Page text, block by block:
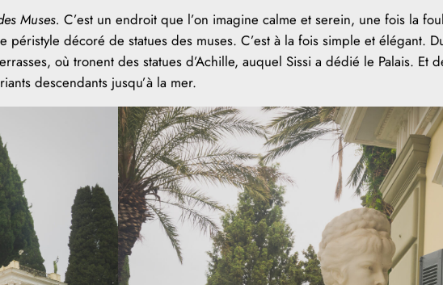
Muses. C’est un endroit que l’on imagine calme et serein, une fois la
péristyle décoré de statues des muses. C’est à la fois simple et élégant.
où tronent des statues d’Achille, auquel Sissi a dédié le Palais. Et
descendants jusqu’à la mer.